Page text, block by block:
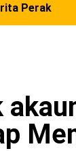
Perak